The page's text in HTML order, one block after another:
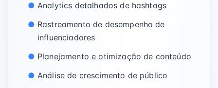
Analytics detalhados de hashtags
Rastreamento de desempenho de
influenciadores
Planejamento e otimização de conteúdo
Análise de crescimento de público